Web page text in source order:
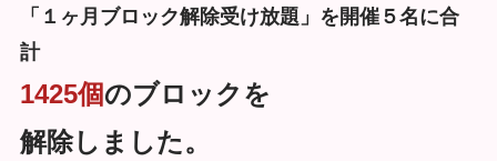
「１ヶ月ブロック解除受け放題」を開催５名に合
計
1425個のブロックを
解除しました。